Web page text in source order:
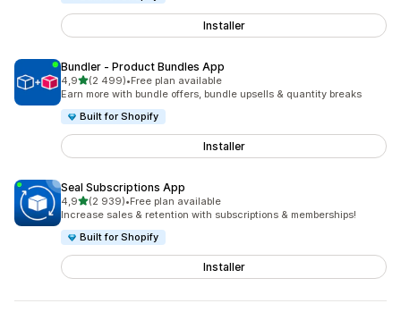
Installer
Bundler ‑ Product Bundles App
4,9av 5 stjerner
(2 499)
Totalt 2499 omtaler
•Free plan available
Earn more with bundle offers, bundle upsells & quantity breaks
Built for Shopify
Installer
Seal Subscriptions App
4,9av 5 stjerner
(2 939)
Totalt 2939 omtaler
•Free plan available
Increase sales & retention with subscriptions & memberships!
Built for Shopify
Installer